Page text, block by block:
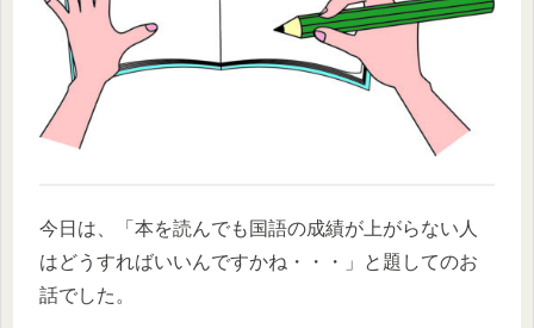
今日は、「本を読んでも国語の成績が上がらない人
はどうすればいいんですかね・・・」と題してのお
話でした。